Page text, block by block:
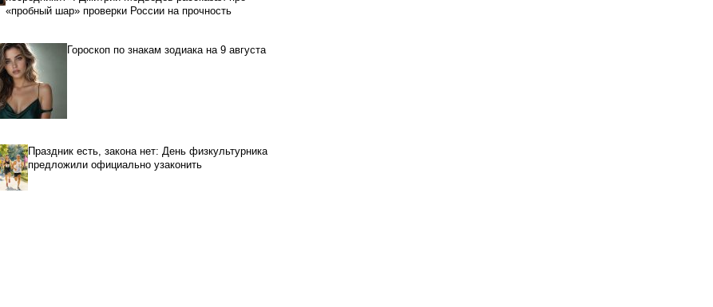
«пробный шар» проверки России на прочность
Гороскоп по знакам зодиака на 9 августа
Праздник есть, закона нет: День физкультурника
предложили официально узаконить